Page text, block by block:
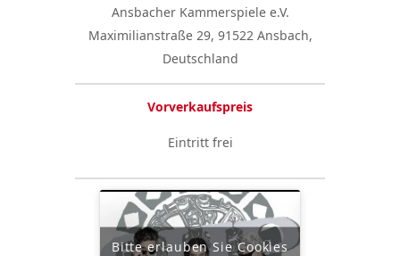
Ansbacher Kammerspiele e.V.
Maximilianstraße 29, 91522 Ansbach,
Deutschland
Vorverkaufspreis
Eintritt frei
Bitte erlauben Sie Cookies